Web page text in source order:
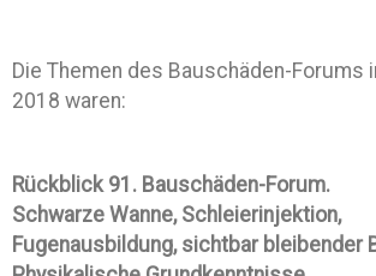
Die Themen des Bauschäden-Forums
2018 waren:
Rückblick 91. Bauschäden-Forum.
Schwarze Wanne, Schleierinjektion,
Fugenausbildung, sichtbar bleibender